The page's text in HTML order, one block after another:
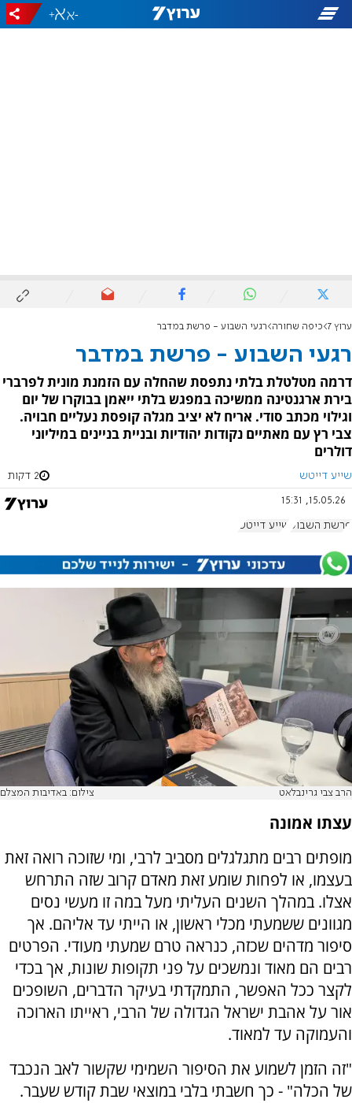
-
+
ערוץ 7 כיפה שחורה רגעי השבוע - פרשת במדבר
רגעי השבוע - פרשת במדבר
דרמה מטלטלת בלתי נתפסת שהחלה עם הזמנת מונית לפרברי
בירת ארגנטינה ממשיכה במפגש בלתי ייאמן בבוקרו של יום
וגילוי מכתב סודי. אריח לא יציב מגלה קופסת נעליים חבויה.
צבי רץ עם מאתיים נקודות יהודיות ובניית בניינים במיליוני
דולרים
שייע דייטש 2 דקות
15.05.26, 15:31
פרשת השבוע שייע דייטש
הרב צבי גרינבלאט צילום: באדיבות המצלם
עצתו אמונה
מופתים רבים מתגלגלים מסביב לרבי, ומי שזוכה רואה זאת
בעצמו, או לפחות שומע זאת מאדם קרוב שזה התרחש
אצלו. במהלך השנים העליתי מעל במה זו מעשי נסים
מגוונים ששמעתי מכלי ראשון, או הייתי עד אליהם. אך
סיפור מדהים שכזה, כנראה טרם שמעתי מעודי. הפרטים
רבים הם מאוד ונמשכים על פני תקופות שונות, אך בכדי
לקצר ככל האפשר, התמקדתי בעיקר הדברים, השופכים
אור על אהבת ישראל הגדולה של הרבי, ראייתו הארוכה
והעמוקה עד למאוד.
"זה הזמן לשמוע את הסיפור השמימי שקשור לאב הנכבד
של הכלה" - כך חשבתי בלבי במוצאי שבת קודש שעבר.